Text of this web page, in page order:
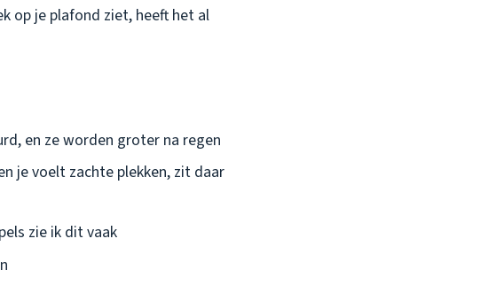
op je plafond ziet, heeft het al
en ze worden groter na regen
je voelt zachte plekken, zit daar
zie ik dit vaak